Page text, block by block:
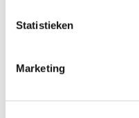
Statistieken
Marketing
toepassing zullen wij
De wettelijk